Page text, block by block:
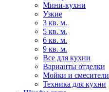
Мини-кухни
Узкие
3 кв. м.
5 кв. м.
6 кв. м.
9 кв. м.
Все для кухни
Варианты отделки
Мойки и смесители
Техника для кухни